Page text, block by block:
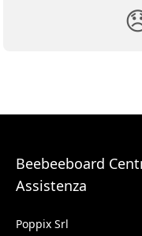
Beebeeboard
Assistenza
Poppix Srl